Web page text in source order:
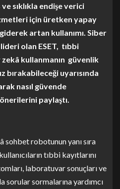
sıklıkla endişe verici
için üretken yapay
artan kullanımı. Siber
olan ESET, tıbbi
kullanmanın güvenlik
uyarısında
nasıl güvende
paylaştı.
robotunun yanı sıra
tıbbi kayıtlarını
laboratuvar sonuçları ve
sorular sormalarına yardımcı